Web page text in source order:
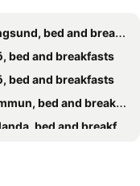
bed and breakfasts
bed and breakfasts
bed and breakfasts
bed and breakfasts
bed and breakfasts
bed and breakfasts